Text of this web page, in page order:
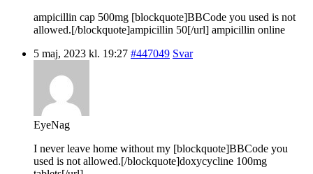
ampicillin cap 500mg [blockquote]BBCode you used is not
allowed.[/blockquote]ampicillin 50[/url] ampicillin online
5 maj, 2023 kl. 19:27 #447049 Svar
EyeNag
I never leave home without my [blockquote]BBCode you
used is not allowed.[/blockquote]doxycycline 100mg